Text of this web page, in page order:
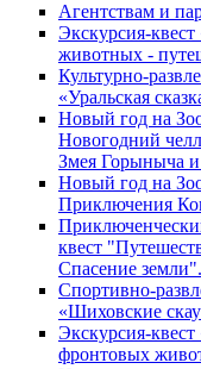
Агентствам и
Экскурсия-
животных -
Культурно-
«Уральская
Новый год на
Новогодний
Змея Горыныча
Новый год на
Приключения
квест
Спасение земли".
Спортивно-
«Шиховские
Экскурсия-
фронтовых